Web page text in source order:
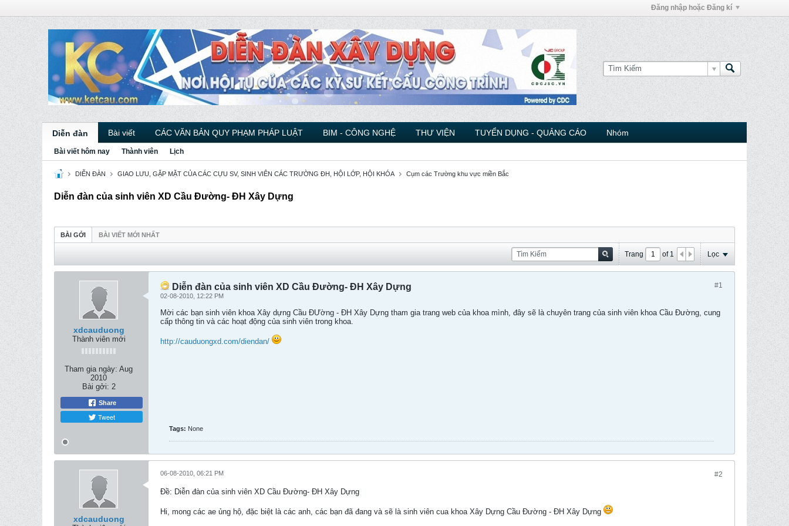
Đăng nhập hoặc Đăng kí
Diễn đàn Bài viết CÁC VĂN BẢN QUY PHẠM PHÁP LUẬT BIM - CÔNG NGHỆ THƯ VIỆN TUYỂN DỤNG - QUẢNG CÁO Nhóm
Bài viết hôm nay Thành viên Lịch
DIỄN ĐÀN GIAO LƯU, GẶP MẶT CỦA CÁC CỰU SV, SINH VIÊN CÁC TRƯỜNG ĐH, HỘI LỚP, HỘI KHÓA Cụm các Trường khu vực miền Bắc
Diễn đàn của sinh viên XD Cầu Đường- ĐH Xây Dựng
BÀI GỞI BÀI VIẾT MỚI NHẤT
Trang of 1 Lọc
xdcauduong
Thành viên mới
Tham gia ngày: Aug
2010
Bài gởi: 2
Share
Tweet
#1
Diễn đàn của sinh viên XD Cầu Đường- ĐH Xây Dựng
02-08-2010, 12:22 PM
Mời các bạn sinh viên khoa Xây dựng Cầu ĐƯờng - ĐH Xây Dựng tham gia trang web của khoa mình, đây sẽ là chuyên trang của sinh viên khoa Cầu Đường, cung
cấp thông tin và các hoạt động của sinh viên trong khoa.
http://cauduongxd.com/diendan/
Tags: None
xdcauduong
#2
06-08-2010, 06:21 PM
Ðề: Diễn đàn của sinh viên XD Cầu Đường- ĐH Xây Dựng
Hi, mong các ae ủng hộ, đặc biệt là các anh, các bạn đã đang và sẽ là sinh viên cua khoa Xây Dựng Cầu Đường - ĐH Xây Dựng